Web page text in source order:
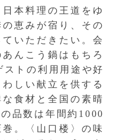
本料理の王道をゆ
恵みが宿り、その
いただきたい。会
んこう鍋はもちろ
トの利用用途や好
しい献立を供する
食材と全国の素晴
品数は年間約1000
。〈山口楼〉の味